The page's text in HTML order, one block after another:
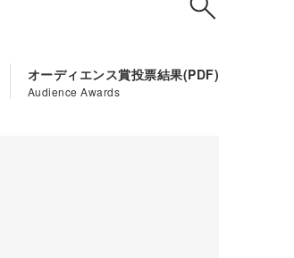
オーディエンス賞投票結果
Audience Awards